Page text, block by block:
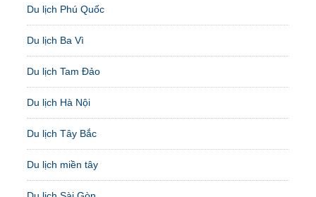
Du lịch Phú Quốc
Du lịch Ba Vì
Du lịch Tam Đảo
Du lịch Hà Nội
Du lịch Tây Bắc
Du lịch miền tây